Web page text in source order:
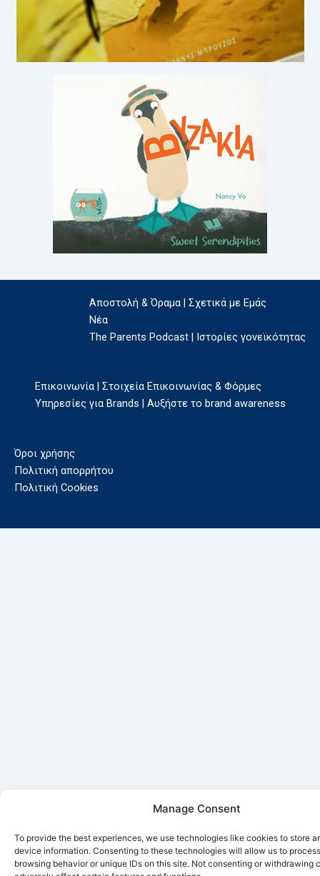
Manage Consent
To provide the best experiences, we use technologies like cookies to store
device information. Consenting to these technologies will allow us to
browsing behavior or unique IDs on this site. Not consenting or withdrawing
Αποστολή & Όραμα | Σχετικά με Εμάς
Νέα
The Parents Podcast | Ιστορίες γονεϊκότητας
Επικοινωνία | Στοιχεία Επικοινωνίας & Φόρμες
Υπηρεσίες για Brands | Αυξήστε το brand awareness
Όροι χρήσης
Πολιτική απορρήτου
Πολιτική Cookies